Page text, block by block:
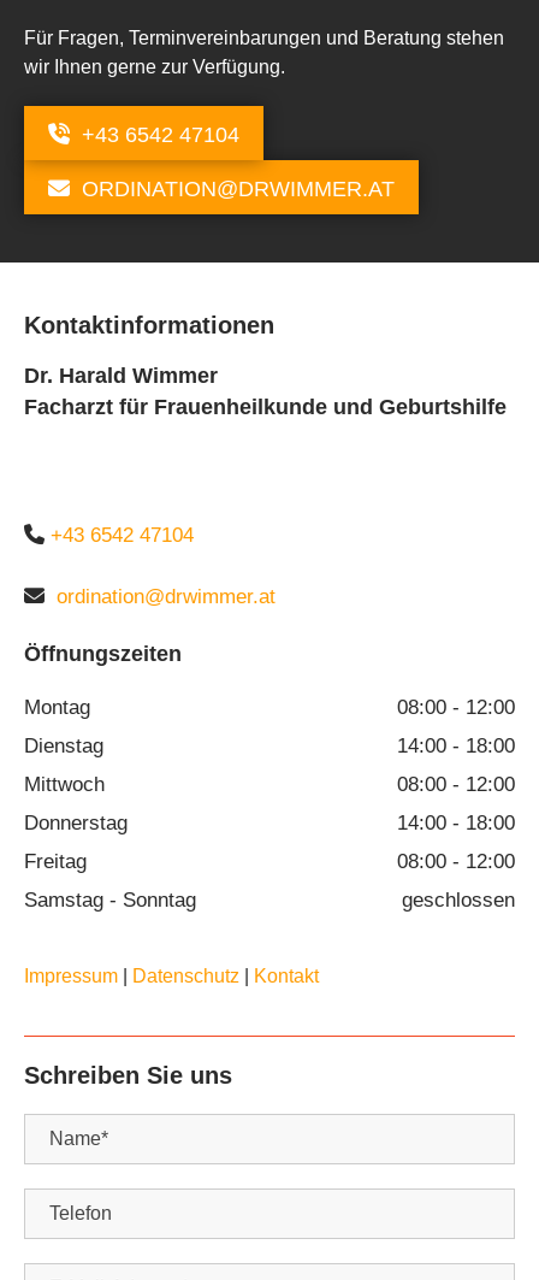
Für Fragen, Terminvereinbarungen und Beratung stehen
wir Ihnen gerne zur Verfügung.
+43 6542 47104
ORDINATION@DRWIMMER.AT
Kontaktinformationen
Dr. Harald Wimmer
Facharzt für Frauenheilkunde und Geburtshilfe
 +43 6542 47104
 ordination@drwimmer.at
Öffnungszeiten
Montag
08:00 - 12:00
Dienstag
14:00 - 18:00
Mittwoch
08:00 - 12:00
Donnerstag
14:00 - 18:00
Freitag
08:00 - 12:00
Samstag - Sonntag
geschlossen
Impressum Datenschutz Kontakt
Schreiben Sie uns